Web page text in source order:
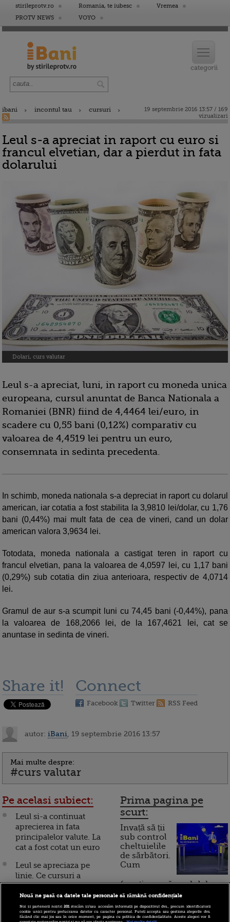
stirileprotv.ro Romania, te iubesc
Vremea
PROTV NEWS
VOYO
ibani incontul tau cursuri
19 septembrie 2016 13:57 / 169
vizualizari
Leul s-a apreciat in raport cu euro si
francul elvetian, dar a pierdut in fata
dolarului
Dolari, curs valutar
Leul s-a apreciat, luni, in raport cu moneda unica
europeana, cursul anuntat de Banca Nationala a
Romaniei (BNR) fiind de 4,4464 lei/euro, in
scadere cu 0,55 bani (0,12%) comparativ cu
valoarea de 4,4519 lei pentru un euro,
consemnata in sedinta precedenta.
In schimb, moneda nationala s-a depreciat in raport cu dolarul
american, iar cotatia a fost stabilita la 3,9810 lei/dolar, cu 1,76
bani (0,44%) mai mult fata de cea de vineri, cand un dolar
american valora 3,9634 lei.
Totodata, moneda nationala a castigat teren in raport cu
francul elvetian, pana la valoarea de 4,0597 lei, cu 1,17 bani
(0,29%) sub cotatia din ziua anterioara, respectiv de 4,0714
lei.
Gramul de aur s-a scumpit luni cu 74,45 bani (-0,44%), pana
la valoarea de 168,2066 lei, de la 167,4621 lei, cat se
anuntase in sedinta de vineri.
Share it! Connect
Facebook Twitter RSS Feed
autor: iBani , 19 septembrie 2016 13:57
Mai multe despre:
#curs valutar
Pe acelasi subiect:
Leul si-a continuat
aprecierea in fata
principalelor valute. La
cat a fost cotat un euro
Leul se apreciaza pe
linie. Ce cursuri a
anuntat BNR pentru
euro, dolar si franc
Leul se apreciaza in
Prima pagina pe
scurt:
Invață să ții
sub control
cheltuielile
de sărbători.
Cum
funcționează cardul de
cumpărături
Nouă ne pasă ca datele tale personale să rămână confidențiale
Noi și partenerii noștri201stocăm și/sau accesăm informații pe dispozitivul dvs., precum identificatorii
cookie unici pentru prelucrarea datelor cu caracter personal. Puteți accepta sau gestiona alegerile dvs.
făcând clic mai jos sau în orice moment, pe pagina cu politica de confidențialitate. Aceste alegeri vor fi